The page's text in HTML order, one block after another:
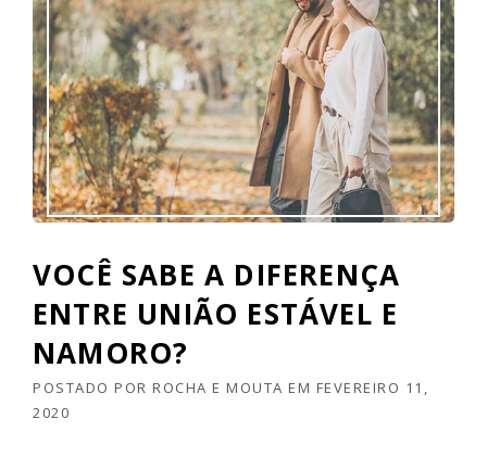
VOCÊ SABE A DIFERENÇA
ENTRE UNIÃO ESTÁVEL E
NAMORO?
POSTADO POR ROCHA E MOUTA EM FEVEREIRO 11,
2020